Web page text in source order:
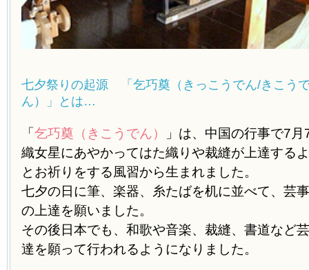
七夕祭りの起源 「乞巧奠（きっこうでん/きこう
ん）」とは…
「乞巧奠（きこうでん）
」は、中国の行事で7月
織女星にあやかってはた織りや裁縫が上達する
とお祈りをする風習から生まれました。
七夕の日に筆、楽器、糸たばを机に並べて、芸
の上達を願いました。
その後日本でも、和歌や音楽、裁縫、書道など
達を願って行われるようになりました。